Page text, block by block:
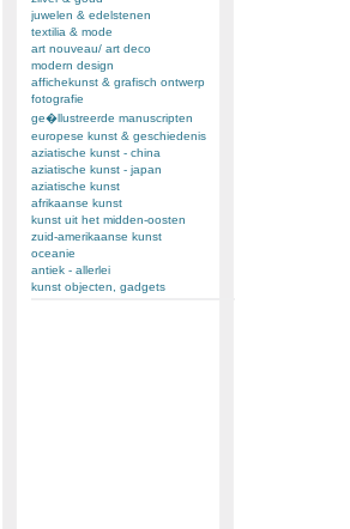
juwelen & edelstenen
textilia & mode
art nouveau/ art deco
modern design
affichekunst & grafisch ontwerp
fotografie
ge�llustreerde manuscripten
europese kunst & geschiedenis
aziatische kunst - china
aziatische kunst - japan
aziatische kunst
afrikaanse kunst
kunst uit het midden-oosten
zuid-amerikaanse kunst
oceanie
antiek - allerlei
kunst objecten, gadgets